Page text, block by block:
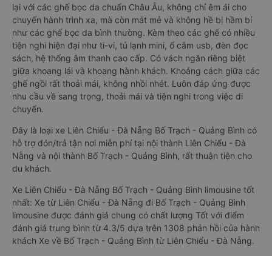
lại với các ghế bọc da chuẩn Châu Âu, không chỉ êm ái cho
chuyến hành trình xa, mà còn mát mẻ và không hề bị hầm bí
như các ghế bọc da bình thường. Kèm theo các ghế có nhiều
tiện nghi hiện đại như ti-vi, tủ lạnh mini, ổ cắm usb, đèn đọc
sách, hệ thống âm thanh cao cấp. Có vách ngăn riêng biệt
giữa khoang lái và khoang hành khách. Khoảng cách giữa các
ghế ngồi rất thoải mái, không nhồi nhét. Luôn đáp ứng được
nhu cầu về sang trọng, thoải mái và tiện nghi trong việc di
chuyển.
Đây là loại xe Liên Chiểu - Đà Nẵng Bố Trạch - Quảng Bình có
hỗ trợ đón/trả tận nơi miễn phí tại nội thành Liên Chiểu - Đà
Nẵng và nội thành Bố Trạch - Quảng Bình, rất thuận tiện cho
du khách.
Xe Liên Chiểu - Đà Nẵng Bố Trạch - Quảng Bình limousine tốt
nhất: Xe từ Liên Chiểu - Đà Nẵng đi Bố Trạch - Quảng Bình
limousine được đánh giá chung có chất lượng Tốt với điểm
đánh giá trung bình từ 4.3/5 dựa trên 1308 phản hồi của hành
khách Xe về Bố Trạch - Quảng Bình từ Liên Chiểu - Đà Nẵng.